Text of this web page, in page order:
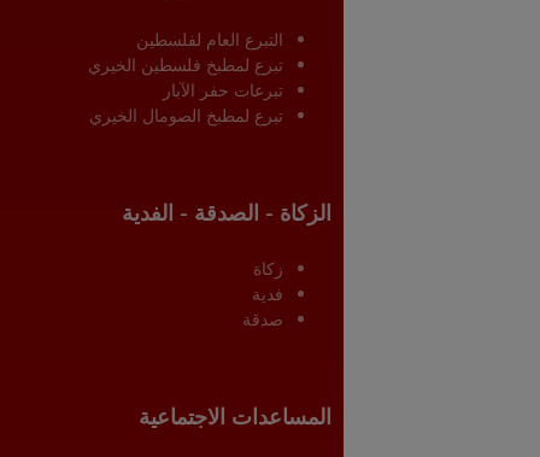
التبرع العام لفلسطين
تبرع لمطبخ فلسطين الخيري
تبرعات حفر الآبار
تبرع لمطبخ الصومال الخيري
الزكاة - الصدقة - الفدية
زكاة
فدية
صدقة
المساعدات الاجتماعية